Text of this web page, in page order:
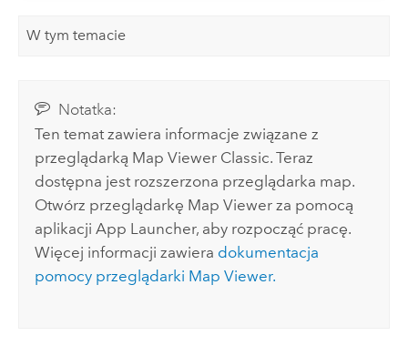
W tym temacie
Notatka:
Ten temat zawiera informacje związane z
przeglądarką Map Viewer Classic. Teraz
dostępna jest rozszerzona przeglądarka map.
Otwórz przeglądarkę Map Viewer za pomocą
aplikacji App Launcher, aby rozpocząć pracę.
Więcej informacji zawiera dokumentacja
pomocy przeglądarki Map Viewer.